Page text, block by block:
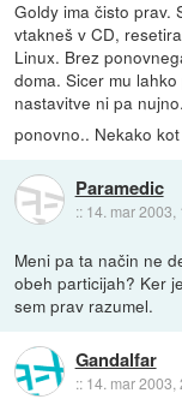
Goldy ima čisto prav.
vtakneš v CD,
Linux. Brez
doma. Sicer mu
nastavitve ni pa
ponovno.. Nekako
Paramedic
:: 14. mar 2003,
Meni pa ta način ne
obeh particijah? Ker
sem prav razumel.
Gandalfar
:: 14. mar 2003,